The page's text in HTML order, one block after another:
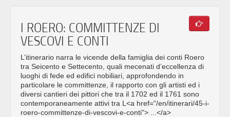
I ROERO: COMMITTENZE DI
VESCOVI E CONTI
L’itinerario narra le vicende della famiglia dei conti Roero
tra Seicento e Settecento, quali mecenati d’eccellenza di
luoghi di fede ed edifici nobiliari, approfondendo in
particolare le committenze, il rapporto con gli artisti ed i
diversi cantieri dei pittori che tra il 1702 ed il 1761 sono
contemporaneamente attivi tra L<a href="/en/itinerari/45-i-
roero-committenze-di-vescovi-e-conti"> ...</a>